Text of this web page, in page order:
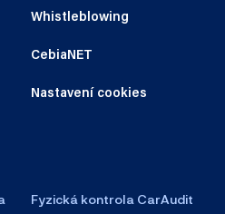
Whistleblowing
CebiaNET
Nastavení cookies
Fyzická kontrola CarAudit